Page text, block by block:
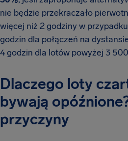
nie będzie przekraczało
więcej niż 2 godziny w
godzin dla połączeń na
4 godzin dla lotów powyżej 3
Dlaczego loty
bywają
przyczyny